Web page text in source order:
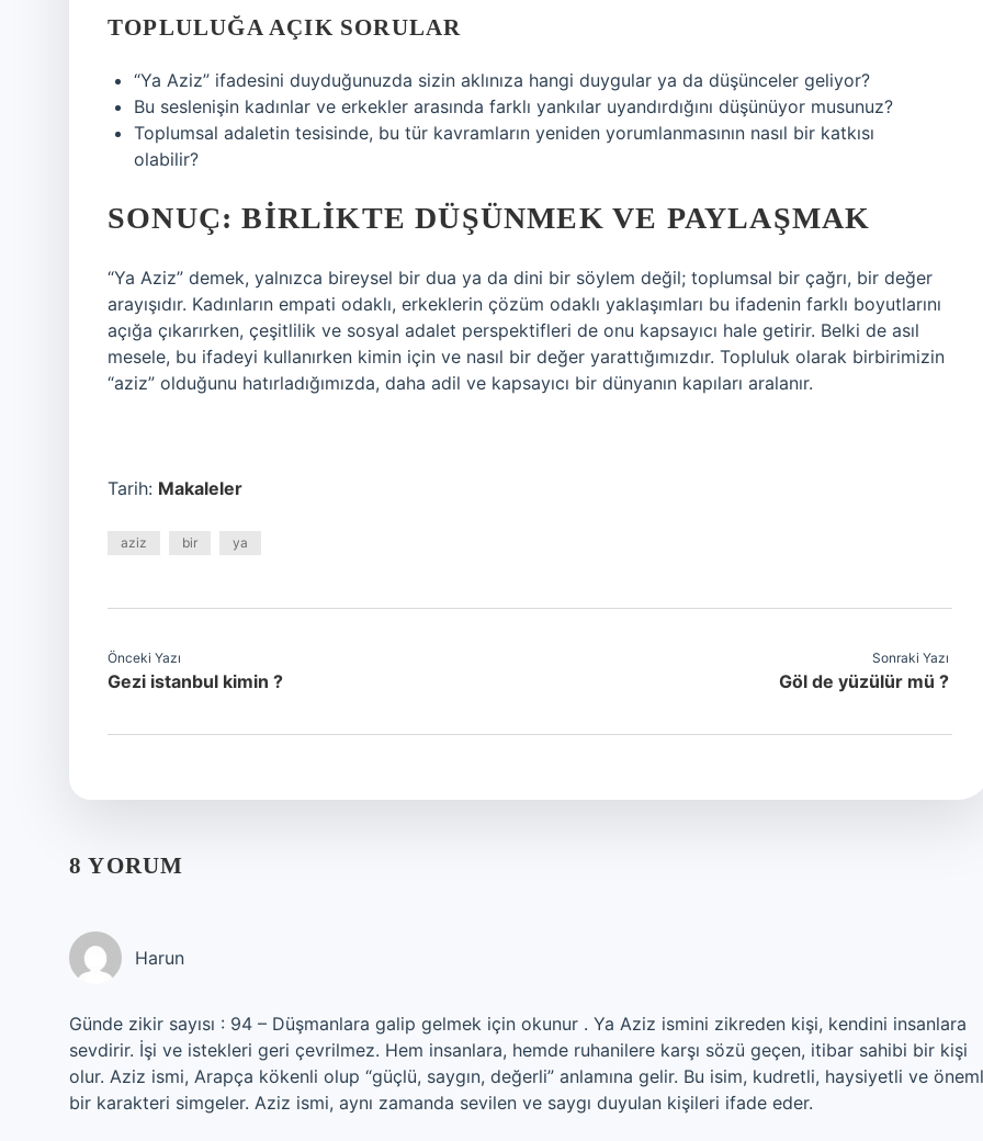
TOPLULUĞA AÇIK SORULAR
“Ya Aziz” ifadesini duyduğunuzda sizin aklınıza hangi duygular ya da düşünceler geliyor?
Bu seslenişin kadınlar ve erkekler arasında farklı yankılar uyandırdığını düşünüyor musunuz?
Toplumsal adaletin tesisinde, bu tür kavramların yeniden yorumlanmasının nasıl bir katkısı
olabilir?
SONUÇ: BIRLIKTE DÜŞÜNMEK VE PAYLAŞMAK
“Ya Aziz” demek, yalnızca bireysel bir dua ya da dini bir söylem değil; toplumsal bir çağrı, bir değer
arayışıdır. Kadınların empati odaklı, erkeklerin çözüm odaklı yaklaşımları bu ifadenin farklı boyutlarını
açığa çıkarırken, çeşitlilik ve sosyal adalet perspektifleri de onu kapsayıcı hale getirir. Belki de asıl
mesele, bu ifadeyi kullanırken kimin için ve nasıl bir değer yarattığımızdır. Topluluk olarak birbirimizin
“aziz” olduğunu hatırladığımızda, daha adil ve kapsayıcı bir dünyanın kapıları aralanır.
Tarih: Makaleler
aziz bir ya
Önceki Yazı
Gezi istanbul kimin ?
Sonraki Yazı
Göl de yüzülür mü ?
8 YORUM
Harun
Günde zikir sayısı : 94 – Düşmanlara galip gelmek için okunur . Ya Aziz ismini zikreden kişi, kendini insanlara
sevdirir. İşi ve istekleri geri çevrilmez. Hem insanlara, hemde ruhanilere karşı sözü geçen, itibar sahibi bir kişi
olur. Aziz ismi, Arapça kökenli olup “güçlü, saygın, değerli” anlamına gelir. Bu isim, kudretli, haysiyetli ve
bir karakteri simgeler. Aziz ismi, aynı zamanda sevilen ve saygı duyulan kişileri ifade eder.